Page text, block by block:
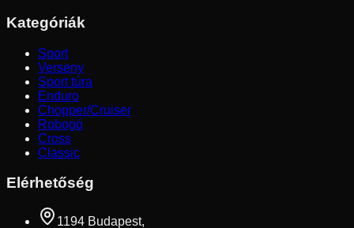
Kategóriák
Sport
Verseny
Sport túra
Enduro
Chopper/Cruiser
Robogó
Cross
Classic
Elérhetőség
1194 Budapest,